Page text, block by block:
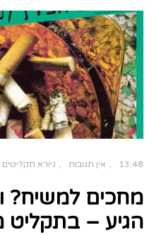
13:48 אין תגובות גיורא תקליטים
מחכים למשיח?
הגיע – בתקליט